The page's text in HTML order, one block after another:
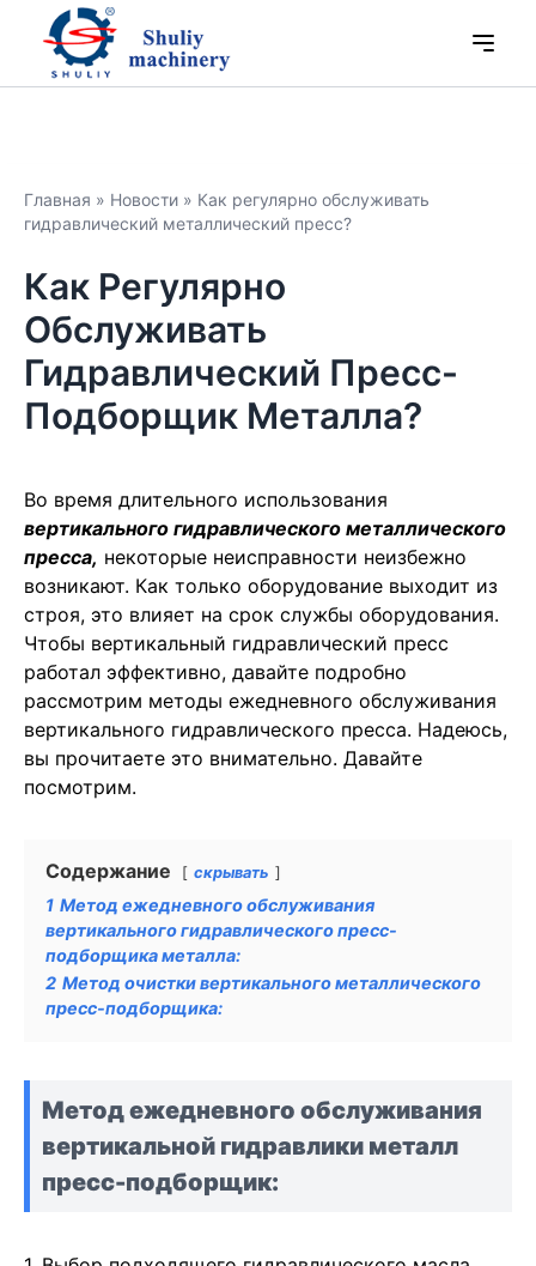
Главная » Новости » Как регулярно обслуживать
гидравлический металлический пресс?
Как Регулярно
Обслуживать
Гидравлический Пресс-
Подборщик Металла?
Во время длительного использования
вертикального гидравлического металлического
пресса, некоторые неисправности неизбежно
возникают. Как только оборудование выходит из
строя, это влияет на срок службы оборудования.
Чтобы вертикальный гидравлический пресс
работал эффективно, давайте подробно
рассмотрим методы ежедневного обслуживания
вертикального гидравлического пресса. Надеюсь,
вы прочитаете это внимательно. Давайте
посмотрим.
Содержание скрывать
1 Метод ежедневного обслуживания
вертикального гидравлического пресс-
подборщика металла:
2 Метод очистки вертикального металлического
пресс-подборщика:
Метод ежедневного обслуживания
вертикальной гидравлики металл
пресс-подборщик: